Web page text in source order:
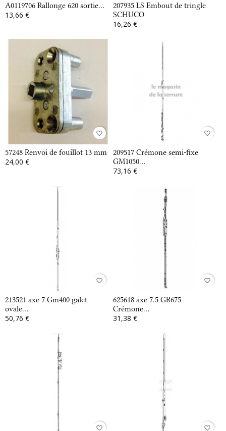
A0119706 Rallonge 620 sortie...
13,66 €
207935 LS Embout de tringle
SCHUCO
16,26 €
favorite_border
57248 Renvoi de fouillot 13 mm
24,00 €
favorite_border
209517 Crémone semi-fixe
GM1050...
73,16 €
favorite_border
213521 axe 7 Gm400 galet
ovale...
50,76 €
favorite_border
625618 axe 7.5 GR675
Crémone...
31,38 €
favorite_border favorite_border